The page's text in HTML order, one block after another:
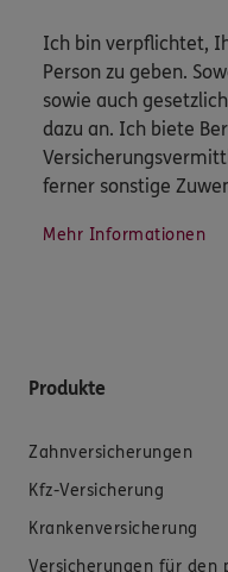
Ich bin verpflichtet,
Person zu geben.
sowie auch
dazu an. Ich biete
ferner sonstige
Mehr Informationen
Produkte
Zahnversicherungen
Kfz-Versicherung
Krankenversicherung
Versicherungen für den